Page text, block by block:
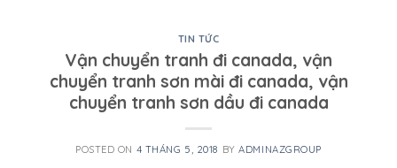
TIN TỨC
Vận chuyển tranh đi canada, vận
chuyển tranh sơn mài đi canada, vận
chuyển tranh sơn dầu đi canada
POSTED ON 4 THÁNG 5, 2018 BYADMINAZGROUP